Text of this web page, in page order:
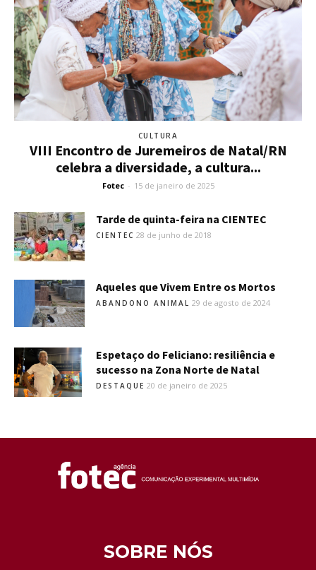
CULTURA
VIII Encontro de Juremeiros de Natal/RN
celebra a diversidade, a cultura...
Fotec - 15 de janeiro de 2025
Tarde de quinta-feira na CIENTEC
CIENTEC 28 de junho de 2018
Aqueles que Vivem Entre os Mortos
ABANDONO ANIMAL 29 de agosto de 2024
Espetaço do Feliciano: resiliência e
sucesso na Zona Norte de Natal
DESTAQUE 20 de janeiro de 2025
SOBRE NÓS